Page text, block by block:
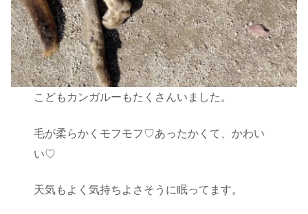
こどもカンガルーもたくさんいました。
毛が柔らかくモフモフ♡あったかくて、かわい
い♡
天気もよく気持ちよさそうに眠ってます。